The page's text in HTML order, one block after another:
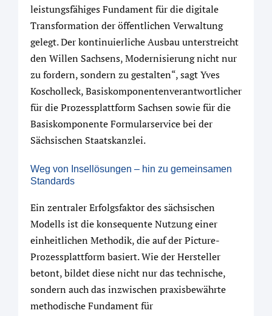
leistungsfähiges Fundament für die digitale
Transformation der öffentlichen Verwaltung
gelegt. Der kontinuierliche Ausbau unterstreicht
den Willen Sachsens, Modernisierung nicht nur
zu fordern, sondern zu gestalten“, sagt Yves
Koscholleck, Basiskomponentenverantwortlicher
für die Prozessplattform Sachsen sowie für die
Basiskomponente Formularservice bei der
Sächsischen Staatskanzlei.
Weg von Insellösungen – hin zu gemeinsamen
Standards
Ein zentraler Erfolgsfaktor des sächsischen
Modells ist die konsequente Nutzung einer
einheitlichen Methodik, die auf der Picture-
Prozessplattform basiert. Wie der Hersteller
betont, bildet diese nicht nur das technische,
sondern auch das inzwischen praxisbewährte
methodische Fundament für